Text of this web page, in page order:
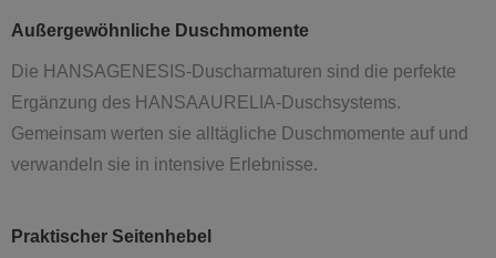
Außergewöhnliche Duschmomente
Die HANSAGENESIS-Duscharmaturen sind die perfekte
Ergänzung des HANSAAURELIA-Duschsystems.
Gemeinsam werten sie alltägliche Duschmomente auf und
verwandeln sie in intensive Erlebnisse.
Praktischer Seitenhebel